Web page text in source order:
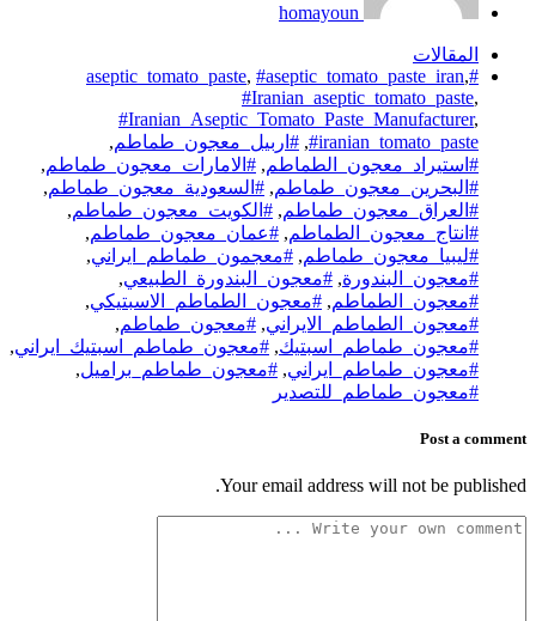
homayoun
المقالات
#aseptic_tomato_paste
, #aseptic_tomato_paste_iran,
#Iranian_aseptic_tomato_paste,
#Iranian_Aseptic_Tomato_Paste_Manufacturer,
#iranian_tomato_paste
, #اربيل_معجون_طماطم,
#استيراد_معجون_الطماطم, #الامارات_معجون_طماطم,
#البحرين_معجون_طماطم, #السعودية_معجون_طماطم,
#العراق_معجون_طماطم, #الكويت_معجون_طماطم,
#انتاج_معجون_الطماطم, #عمان_معجون_طماطم,
#ليبيا_معجون_طماطم, #معجمون_طماطم_ايراني,
#معجون_البندورة, #معجون_البندورة_الطبيعي,
#معجون_الطماطم, #معجون_الطماطم_الاسبتيكي,
#معجون_الطماطم_الايراني, #معجون_طماطم,
#معجون_طماطم_اسبتيك, #معجون_طماطم_اسبتيك_ايراني,
#معجون_طماطم_ايراني, #معجون_طماطم_براميل,
#معجون_طماطم_للتصدير
Post a comment
Your email address will not be published.